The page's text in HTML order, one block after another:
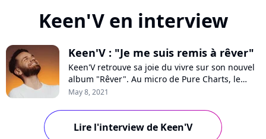
Keen'V en interview
Keen'V : "Je me suis remis à rêver"
Keen'V retrouve sa joie du vivre sur son nouvel
album "Rêver". Au micro de Pure Charts, le
chanteur raconte comment un voyage à Tahiti
les hauts et les bas de sa carrière, les critiques,
son duo avec Magic System et sa nouvelle
May 8, 2021
Lire l'interview de Keen'V